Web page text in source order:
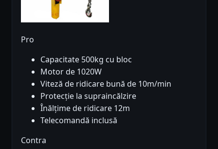
Pro
Capacitate 500kg cu bloc
Motor de 1020W
Viteză de ridicare bună de 10m/min
Protecție la supraincălzire
Înălțime de ridicare 12m
Telecomandă inclusă
Contra